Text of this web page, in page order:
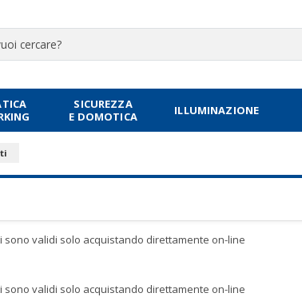
SICUREZZA
E DOMOTICA
ILLUMINAZIONE
sono validi solo acquistando direttamente on-line
sono validi solo acquistando direttamente on-line